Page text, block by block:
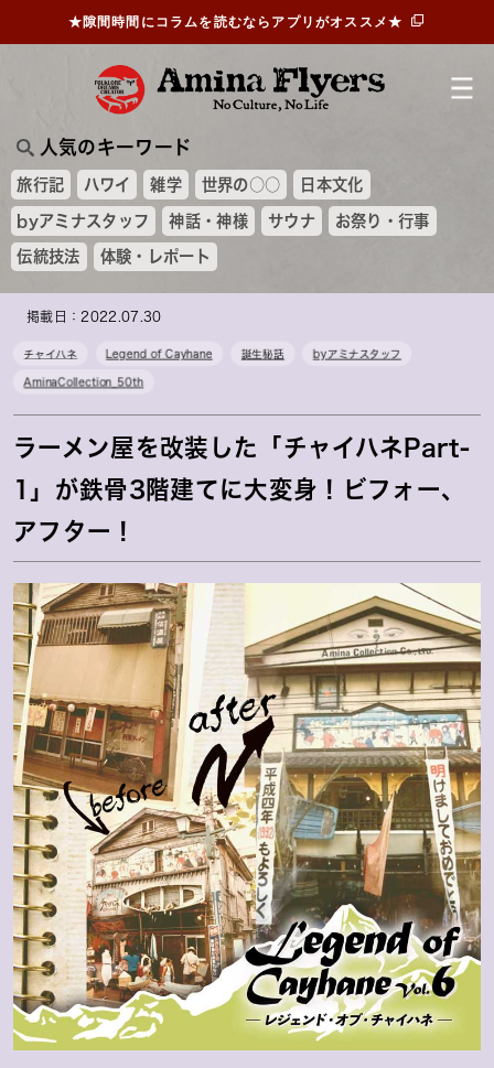
人気のキーワード
旅行記 ハワイ 雑学 世界の○○ 日本文化
byアミナスタッフ 神話・神様 サウナ お祭り・行事
伝統技法 体験・レポート
★隙間時間にコラムを読むならアプリがオススメ★
掲載日：2022.07.30
チャイハネ Legend of Cayhane 誕生秘話 byアミナスタッフ
AminaCollection_50th
ラーメン屋を改装した「チャイハネPart-
1」が鉄骨3階建てに大変身！ビフォー、
アフター！